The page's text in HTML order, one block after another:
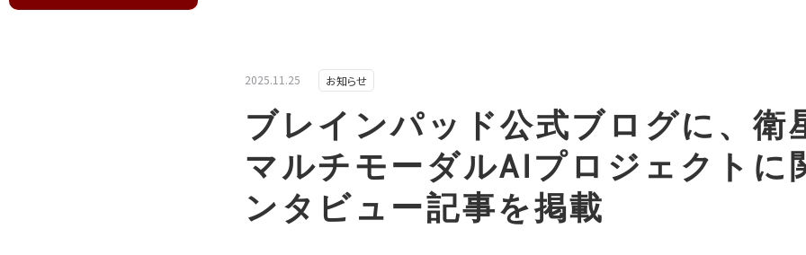
2025.11.25 お知らせ
ブレインパッド公式ブログに、衛
マルチモーダルAIプロジェクトに
ンタビュー記事を掲載